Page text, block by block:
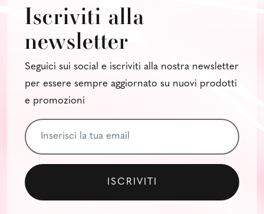
Iscriviti alla
newsletter
Seguici sui social e iscriviti alla nostra newsletter
per essere sempre aggiornato su nuovi prodotti
e promozioni